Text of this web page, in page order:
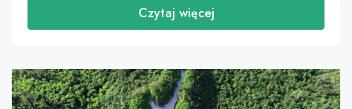
Czytaj więcej